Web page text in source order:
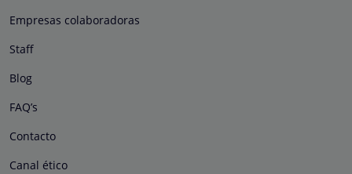
Empresas colaboradoras
Staff
Blog
FAQ’s
Contacto
Canal ético